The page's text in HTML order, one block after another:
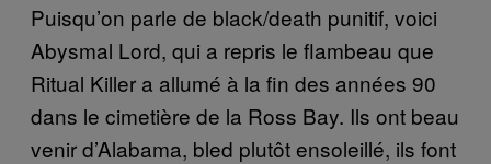
Puisqu’on parle de black/death punitif, voici
Abysmal Lord, qui a repris le flambeau que
Ritual Killer a allumé à la fin des années 90
dans le cimetière de la Ross Bay. Ils ont beau
venir d’Alabama, bled plutôt ensoleillé, ils font